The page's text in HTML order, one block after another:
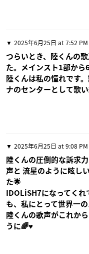
2025年6月25日 at 7:52 PM
つらいとき、陸くんの
た。メインスト1部から
陸くんは私の憧れです
ナのセンターとして歌
2025年6月25日 at 9:08 PM
陸くんの圧倒的な訴求
声と 流星のように眩し
た🌟
IDOLiSH7になってく
も、私にとって世界一
陸くんの歌声がこれか
うに🌈♥️